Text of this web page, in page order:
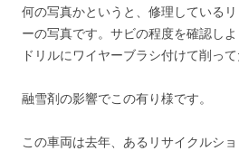
何の写真かというと、修理している
ーの写真です。サビの程度を確認し
ドリルにワイヤーブラシ付けて削っ
融雪剤の影響でこの有り様です。
この車両は去年、あるリサイクルシ